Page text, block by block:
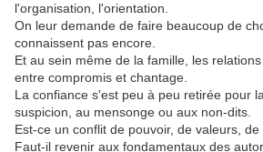
l'organisation, l'orientation.
On leur demande de faire beaucoup de
connaissent pas encore.
Et au sein même de la famille, les
entre compromis et chantage.
La confiance s'est peu à peu retirée pour
suspicion, au mensonge ou aux non-dits.
Est-ce un conflit de pouvoir, de valeurs,
Faut-il revenir aux fondamentaux des